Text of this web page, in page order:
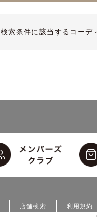
検索条件に該当するコーデ
店舗検索 利用規約